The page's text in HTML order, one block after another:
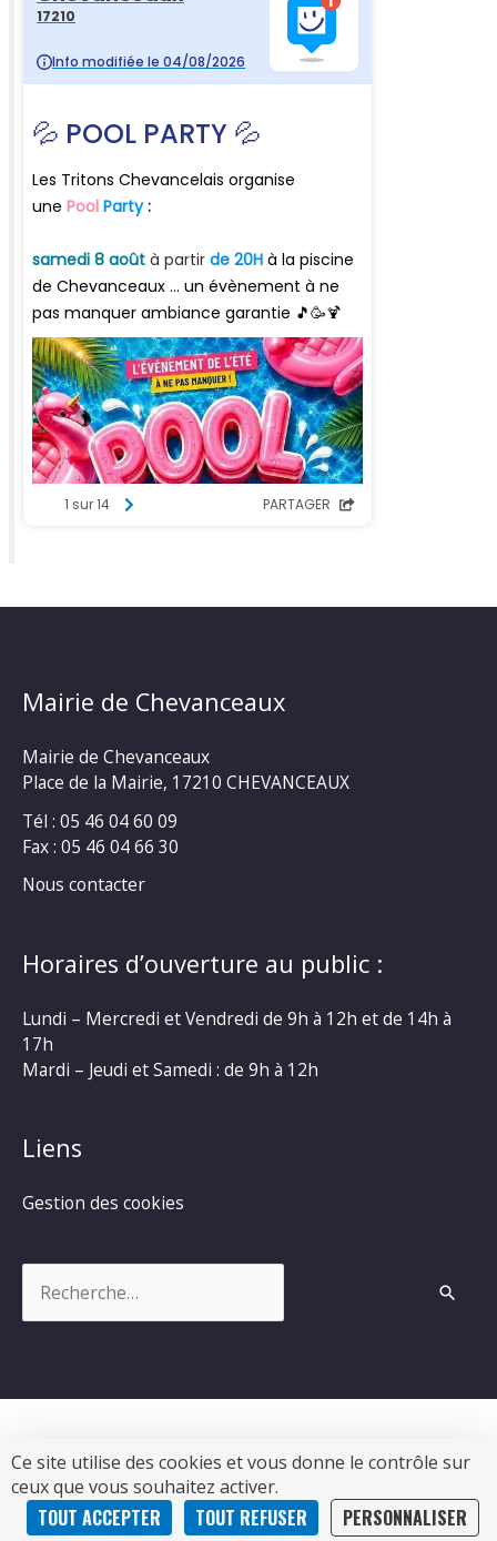
Ce site utilise des cookies et vous donne le contrôle sur
ceux que vous souhaitez activer.
TOUT ACCEPTER TOUT REFUSER PERSONNALISER
Mairie de Chevanceaux
Mairie de Chevanceaux
Place de la Mairie, 17210 CHEVANCEAUX
Tél : 05 46 04 60 09
Fax : 05 46 04 66 30
Nous contacter
Horaires d’ouverture au public :
Lundi – Mercredi et Vendredi de 9h à 12h et de 14h à
17h
Mardi – Jeudi et Samedi : de 9h à 12h
Liens
Gestion des cookies
Copyright © 2026Commune de Chevanceaux|
Propulsé par Soluris